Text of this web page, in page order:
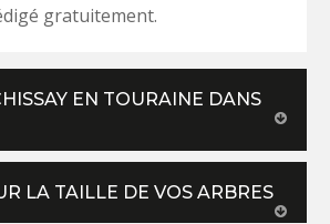
gratuitement.
EN TOURAINE DANS
LA TAILLE DE VOS ARBRES